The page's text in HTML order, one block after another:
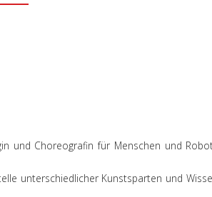
und Choreografin für Menschen und
unterschiedlicher Kunstsparten und